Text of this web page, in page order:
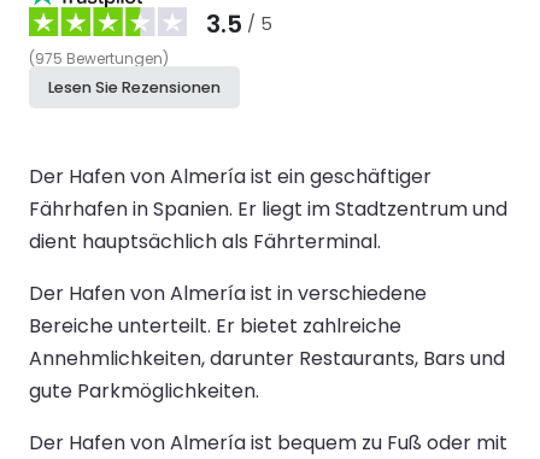
3.5 / 5
(975 Bewertungen)
Lesen Sie Rezensionen
Der Hafen von Almería ist ein geschäftiger
Fährhafen in Spanien. Er liegt im Stadtzentrum und
dient hauptsächlich als Fährterminal.
Der Hafen von Almería ist in verschiedene
Bereiche unterteilt. Er bietet zahlreiche
Annehmlichkeiten, darunter Restaurants, Bars und
gute Parkmöglichkeiten.
Der Hafen von Almería ist bequem zu Fuß oder mit